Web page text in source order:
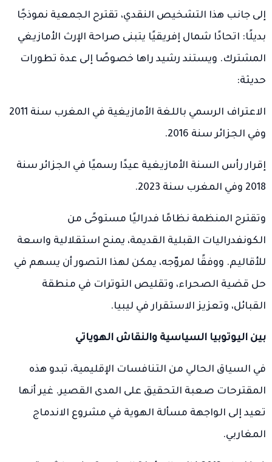
إلى جانب هذا التشخيص النقدي، تقترح الجمعية نموذجًا
بديلًا: اتحادًا شمال إفريقيًا يتبنى صراحة الإرث الأمازيغي
المشترك. ويستند رشيد راها خصوصًا إلى عدة تطورات
حديثة:
الاعتراف الرسمي باللغة الأمازيغية في المغرب سنة 2011
وفي الجزائر سنة 2016.
إقرار رأس السنة الأمازيغية عيدًا رسميًا في الجزائر سنة
2018 وفي المغرب سنة 2023.
وتقترح المنظمة نظامًا فدراليًا مستوحًى من
الكونفدراليات القبلية القديمة، يمنح استقلالية واسعة
للأقاليم. ووفقًا لمروّجه، يمكن لهذا التصور أن يسهم في
حل قضية الصحراء، وتقليص التوترات في منطقة
القبائل، وتعزيز الاستقرار في ليبيا.
بين اليوتوبيا السياسية والنقاش الهوياتي
في السياق الحالي من التنافسات الإقليمية، تبدو هذه
المقترحات صعبة التحقيق على المدى القصير. غير أنها
تعيد إلى الواجهة مسألة الهوية في مشروع الاندماج
المغاربي.